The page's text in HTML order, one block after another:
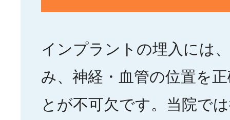
インプラントの埋入には
み、神経・血管の位置を
とが不可欠です。当院で